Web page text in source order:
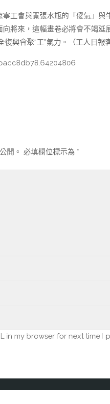
工會與寬張水瓶的「傻氣」
將來，這幅畫卷必將會不竭
復興會聚“工”氣力。（工人日報
開。 必填欄位標示為 *
in my browser for next time I